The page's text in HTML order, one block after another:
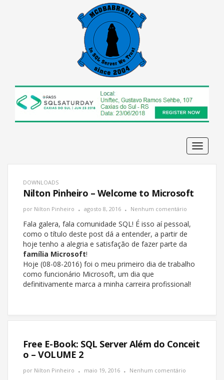
DOWNLOADS
Nilton Pinheiro – Welcome to Microsoft
por Nilton Pinheiro agosto 8, 2016 Nenhum comentário
Fala galera, fala comunidade SQL! É isso aí pessoal,
como o título deste post dá a entender, a partir de
hoje tenho a alegria e satisfação de fazer parte da
família Microsoft!
Hoje (08-08-2016) foi o meu primeiro dia de trabalho
como funcionário Microsoft, um dia que
definitivamente marca a minha carreira profissional!
Free E-Book: SQL Server Além do Conceit
o – VOLUME 2
por Nilton Pinheiro maio 19, 2016 Nenhum comentário